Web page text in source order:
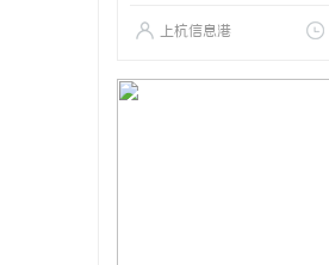
上杭信息港